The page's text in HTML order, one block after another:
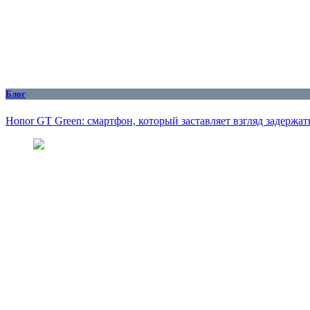
Блог
Honor GT Green: смартфон, который заставляет взгляд